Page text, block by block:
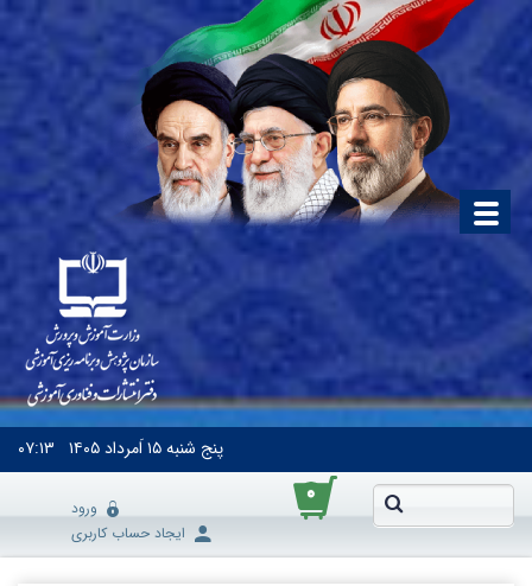
پنج شنبه۱۵ اَمرداد ۱۴۰۵ ۰۷:۱۳
۰
ورود
ایجاد حساب کاربری